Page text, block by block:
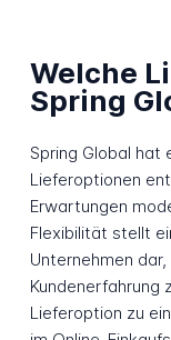
Welche
Spring
Spring Global hat
Lieferoptionen
Erwartungen
Flexibilität stellt
Unternehmen
Kundenerfahrung
Lieferoption zu